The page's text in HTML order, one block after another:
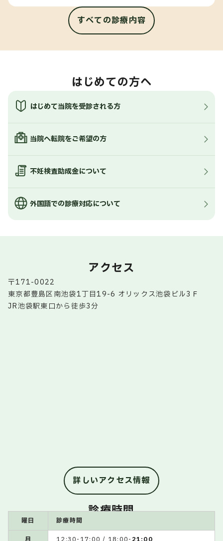
すべての診療内容
はじめての方へ
はじめて当院を受診される方
当院へ転院をご希望の方
不妊検査助成金について
外国語での診療対応について
アクセス
〒171-0022
東京都豊島区南池袋1丁目19-6 オリックス池袋ビル3Ｆ
JR池袋駅東口から徒歩3分
詳しいアクセス情報
診療時間